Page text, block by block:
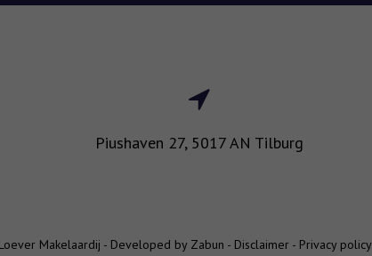
Piushaven 27, 5017 AN Tilburg
Makelaardij - Developed by Zabun - Disclaimer - Privacy policy